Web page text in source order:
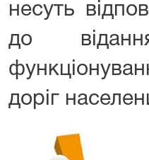
несуть
до
доріг